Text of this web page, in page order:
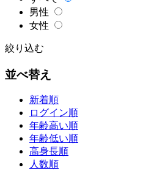
男性
女性
絞り込む
並べ替え
新着順
ログイン順
年齢高い順
年齢低い順
高身長順
人数順